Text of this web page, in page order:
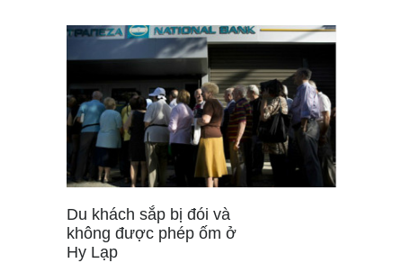
Du khách sắp bị đói và
không được phép ốm ở
Hy Lạp